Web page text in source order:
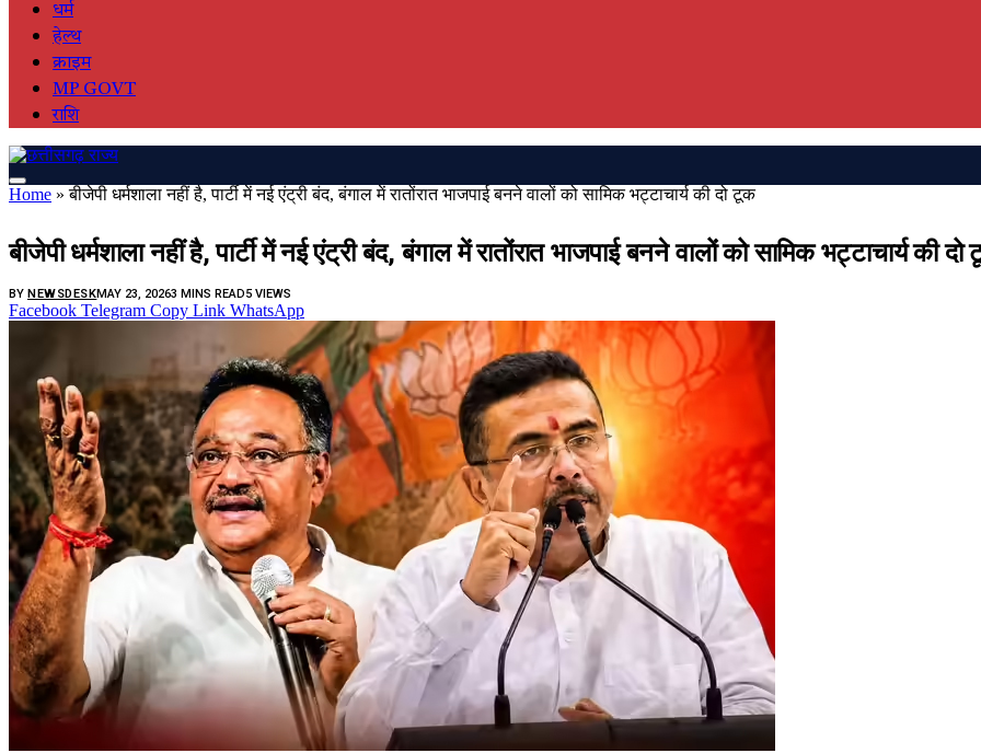
धर्म
हेल्थ
क्राइम
MP GOVT
राशि
Home »बीजेपी धर्मशाला नहीं है, पार्टी में नई एंट्री बंद, बंगाल में रातोंरात भाजपाई बनने वालों को सामिक भट्टाचार्य की दो टूक
बीजेपी धर्मशाला नहीं है, पार्टी में नई एंट्री बंद, बंगाल में रातोंरात भाजपाई बनने वालों को सामिक भट्टाचार्य की दो
BY NEWSDESKMAY 23, 20263 MINS READ5VIEWS
Facebook Telegram Copy Link WhatsApp